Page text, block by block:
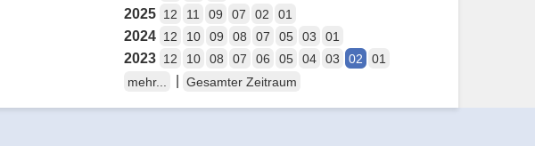
2025 12 11 09 07 02 01
2024 12 10 09 08 07 05 03 01
2023 12 10 08 07 06 05 04 03 02
01
mehr...
Gesamter Zeitraum